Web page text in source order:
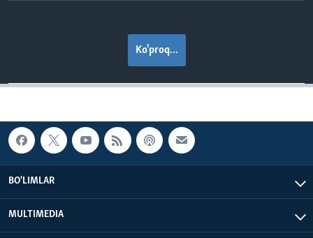
Ko'proq...
BO'LIMLAR
MULTIMEDIA